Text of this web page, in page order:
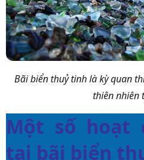
Bãi biển thuỷ tinh là kỳ quan
thiên nhiên
Một số hoạt
tại bãi biển